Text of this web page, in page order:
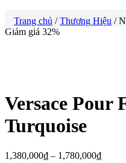
Trang chủ /Thương Hiệu /
Giảm giá 32%
Versace Pour
Turquoise
1,380,000₫ – 1,780,000₫